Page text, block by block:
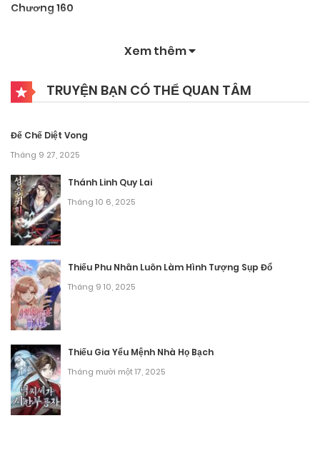
Chương 160
Tháng 9 24, 2025
Tháng 9 24, 2025
Chương 157
Tháng 9 12, 2025
Chương 156
Tháng 9 12, 2025
Chương 155
Tháng 9 12, 2025
Chương 154
Tháng 9 12, 2025
Chương 153
Xem thêm
TRUYỆN BẠN CÓ THỂ QUAN TÂM
Đế Chế Diệt Vong
Tháng 9 27, 2025
Thánh Linh Quy Lai
Tháng 10 6, 2025
Thiếu Phu Nhân Luôn Làm Hình Tượng Sụp Đổ
Tháng 9 10, 2025
Thiếu Gia Yểu Mệnh Nhà Họ Bạch
Tháng mười một 17, 2025